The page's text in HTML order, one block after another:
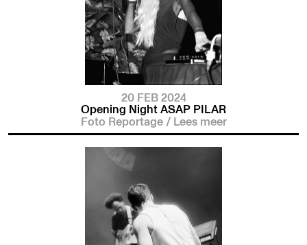
20 FEB 2024
Opening Night ASAP PILAR
Foto Reportage /Lees meer